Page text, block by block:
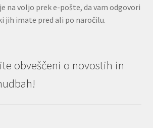
na voljo prek e-pošte, da vam odgovori
jih imate pred ali po naročilu.
obveščeni o novostih in